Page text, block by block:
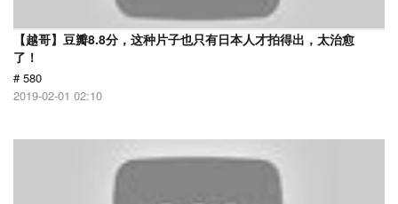
【越哥】豆瓣8.8分，这种片子也只有日本人才拍得出，太治愈
了！
# 580
2019-02-01 02:10